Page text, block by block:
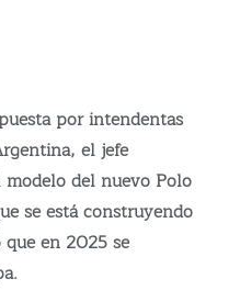
por intendentas
el jefe
del nuevo Polo
se está construyendo
en 2025 se